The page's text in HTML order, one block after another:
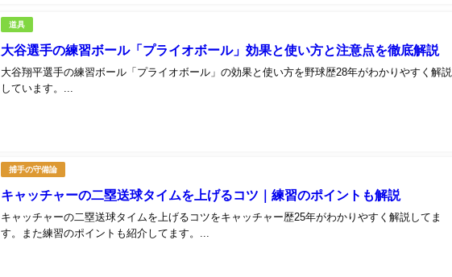
道具
大谷選手の練習ボール「プライオボール」効果と使い方と注意点を徹底解説
大谷翔平選手の練習ボール「プライオボール」の効果と使い方を野球歴28年がわかりやすく解説
しています。...
捕手の守備論
キャッチャーの二塁送球タイムを上げるコツ｜練習のポイントも解説
キャッチャーの二塁送球タイムを上げるコツをキャッチャー歴25年がわかりやすく解説してま
す。また練習のポイントも紹介してます。...